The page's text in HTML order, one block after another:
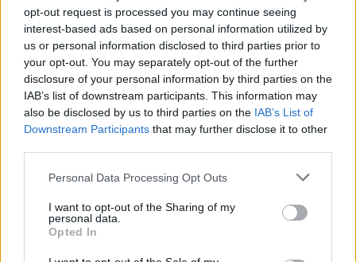
opt-out request is processed you may continue seeing
interest-based ads based on personal information utilized by
us or personal information disclosed to third parties prior to
your opt-out. You may separately opt-out of the further
disclosure of your personal information by third parties on the
IAB’s list of downstream participants. This information may
also be disclosed by us to third parties on the IAB’s List of
Downstream Participants that may further disclose it to other
Please note that this website/app uses one or more Google
not limited to your visit or usage behaviour. You may click to
grant or deny consent to Google and its third-party tags to
use your data for below specified purposes in below Google
consent section.
Personal Data Processing Opt Outs
I want to opt-out of the Sharing of my
personal data.
Opted In
Σε σχέση με τον Αύγουστο τα τιμολόγια που
ανακοίνωσαν λίγο πριν από τα μεσάνυχτα το
περασμένο Σάββατο οι πάροχοι είναι αυξημένα σε
μερικές περιπτώσεις ακόμη και πάνω από 60%.
Εάν δεν συνυπολογιστούν οι εκπτώσεις συνέπειας
που παρέχουν κάποιοι πάροχοι, η χαμηλότερη